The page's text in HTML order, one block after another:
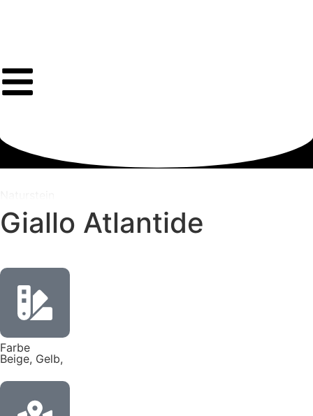
Giallo Atlantide
Farbe
Beige, Gelb,